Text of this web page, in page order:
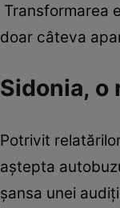
Transformarea
doar câteva
Sidonia,
Potrivit
aștepta
șansa unei